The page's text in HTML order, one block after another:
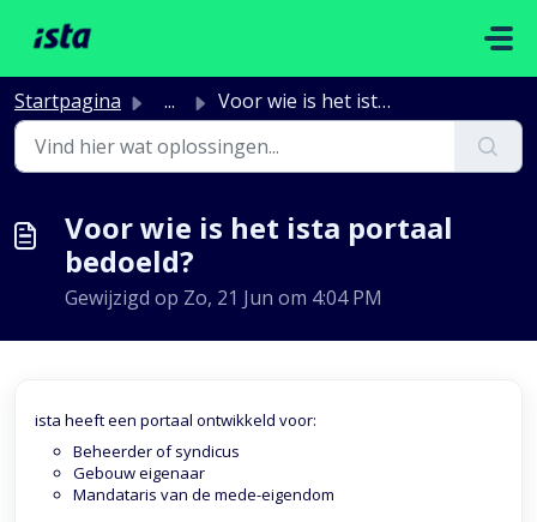
Startpagina ... Voor wie is het ista portaal bedoeld?
Voor wie is het ista portaal
bedoeld?
Gewijzigd op Zo, 21 Jun om 4:04 PM
ista heeft een portaal ontwikkeld voor:
Beheerder of syndicus
Gebouw eigenaar
Mandataris van de mede-eigendom